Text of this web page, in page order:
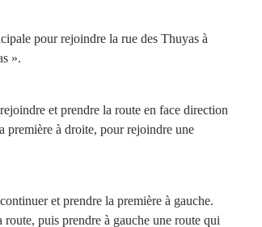
pour rejoindre la rue des Thuyas à
».
et prendre la route en face direction
première à droite, pour rejoindre une
et prendre la première à gauche.
puis prendre à gauche une route qui